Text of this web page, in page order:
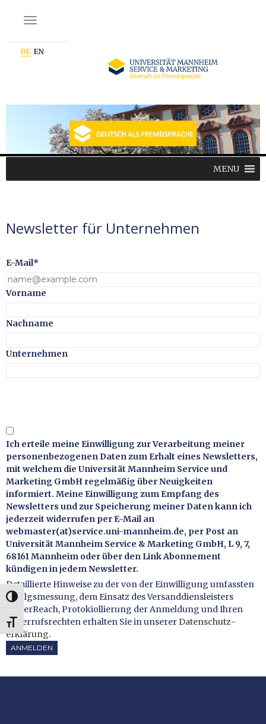
UMSCHALTEN AUF HOHE KONTRASTE
SCHRIFT VERGRÖSSERN
NAVIGATION EIN-/AUSSCHALTEN
DE EN
MENU
Newsletter für Unternehmen
E-Mail*
Vorname
Nachname
Unternehmen
Ich erteile meine Einwilligung zur Verarbeitung meiner
personenbezogenen Daten zum Erhalt eines Newsletters,
mit welchem die Universität Mannheim Service und
Marketing GmbH regelmäßig über Neuigkeiten
informiert. Meine Einwilligung zum Empfang des
Newsletters und zur Speicherung meiner Daten kann ich
jederzeit widerrufen per E-Mail an
webmaster(at)service.uni-mannheim.de, per Post an
Universität Mannheim Service & Marketing GmbH, L 9, 7,
68161 Mannheim oder über den Link Abonnement
kündigen in jedem Newsletter.
Detaillierte Hinweise zu der von der Einwilligung umfassten
Erfolgsmessung, dem Einsatz des Versanddiensleisters
CleverReach, Protokiollierung der Anmeldung und Ihren
Widerrufsrechten erhalten Sie in unsererDatenschutz­
erklärung.
ANMELDEN